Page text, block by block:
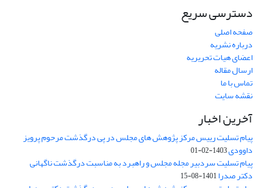
دسترسی سریع
صفحه اصلی
درباره نشریه
اعضای هیات تحریریه
ارسال مقاله
تماس با ما
نقشه سایت
آخرین اخبار
پیام تسلیت رییس مرکز پژوهش های مجلس در پی درگذشت مرحوم پرویز
داوودی1403-02-01
پیام تسلیت سردبیر مجله مجلس و راهبرد به مناسبت درگذشت ناگهانی
دکتر صدرا1401-08-15